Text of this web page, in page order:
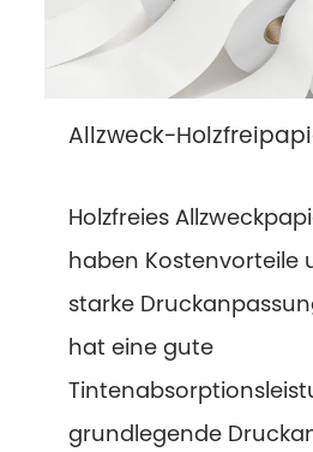
Allzweck-
Holzfreies
haben Kostenvorteile
starke
hat eine gute
grundlegende